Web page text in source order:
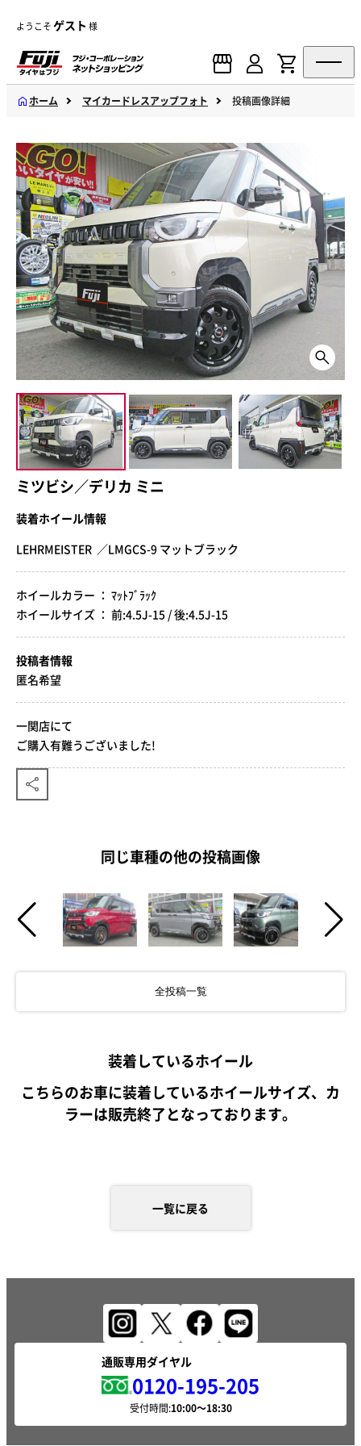
ようこそゲスト 様
ホーム マイカードレスアップフォト 投稿画像詳細
ミツビシ／デリカ ミニ
装着ホイール情報
LEHRMEISTER ／LMGCS-9 マットブラック
ホイールカラー ： ﾏｯﾄﾌﾞﾗｯｸ
ホイールサイズ ： 前:4.5J-15 / 後:4.5J-15
投稿者情報
匿名希望
一関店にて
ご購入有難うございました!
同じ車種の他の投稿画像
全投稿一覧
装着しているホイール
こちらのお車に装着しているホイールサイズ、カ
ラーは販売終了となっております。
一覧に戻る
通販専用ダイヤル
0120-195-205
受付時間: